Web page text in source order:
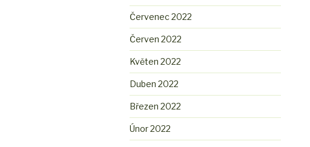
Červenec 2022
Červen 2022
Květen 2022
Duben 2022
Březen 2022
Únor 2022